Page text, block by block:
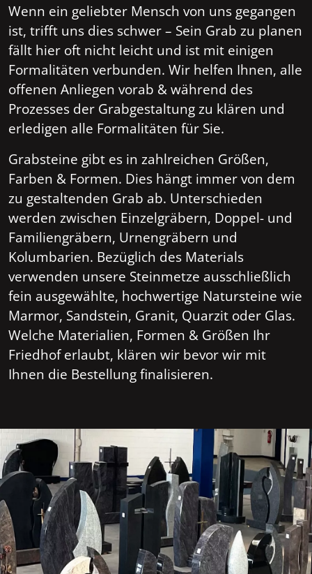
Wenn ein geliebter Mensch von uns gegangen
ist, trifft uns dies schwer – Sein Grab zu planen
fällt hier oft nicht leicht und ist mit einigen
Formalitäten verbunden. Wir helfen Ihnen, alle
offenen Anliegen vorab & während des
Prozesses der Grabgestaltung zu klären und
erledigen alle Formalitäten für Sie.
Grabsteine gibt es in zahlreichen Größen,
Farben & Formen. Dies hängt immer von dem
zu gestaltenden Grab ab. Unterschieden
werden zwischen Einzelgräbern, Doppel- und
Familiengräbern, Urnengräbern und
Kolumbarien. Bezüglich des Materials
verwenden unsere Steinmetze ausschließlich
fein ausgewählte, hochwertige Natursteine wie
Marmor, Sandstein, Granit, Quarzit oder Glas.
Welche Materialien, Formen & Größen Ihr
Friedhof erlaubt, klären wir bevor wir mit
Ihnen die Bestellung finalisieren.